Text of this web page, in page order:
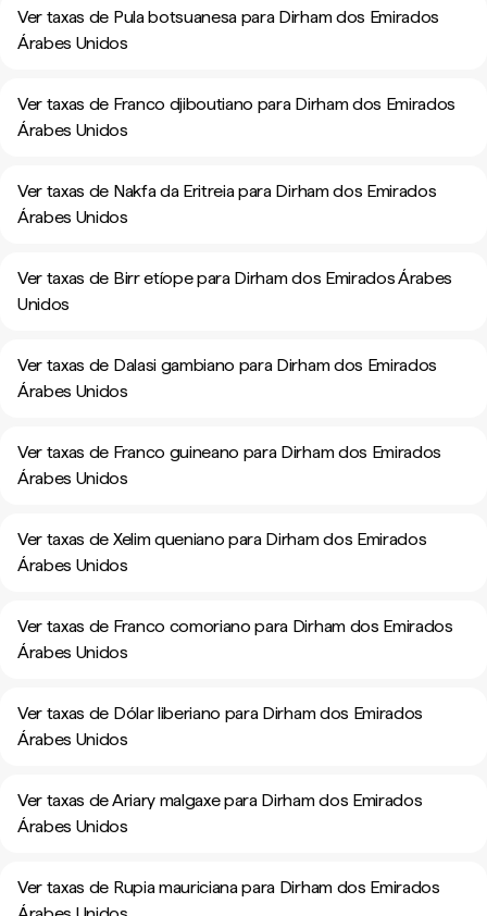
Ver taxas de Pula botsuanesa para Dirham dos Emirados
Árabes Unidos
Ver taxas de Franco djiboutiano para Dirham dos Emirados
Árabes Unidos
Ver taxas de Nakfa da Eritreia para Dirham dos Emirados
Árabes Unidos
Ver taxas de Birr etíope para Dirham dos Emirados Árabes
Unidos
Ver taxas de Dalasi gambiano para Dirham dos Emirados
Árabes Unidos
Ver taxas de Franco guineano para Dirham dos Emirados
Árabes Unidos
Ver taxas de Xelim queniano para Dirham dos Emirados
Árabes Unidos
Ver taxas de Franco comoriano para Dirham dos Emirados
Árabes Unidos
Ver taxas de Dólar liberiano para Dirham dos Emirados
Árabes Unidos
Ver taxas de Ariary malgaxe para Dirham dos Emirados
Árabes Unidos
Ver taxas de Rupia mauriciana para Dirham dos Emirados